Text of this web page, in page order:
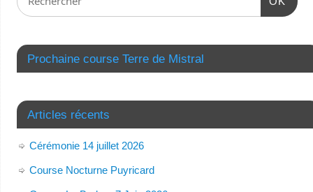
Prochaine course Terre de Mistral
Articles récents
Cérémonie 14 juillet 2026
Course Nocturne Puyricard